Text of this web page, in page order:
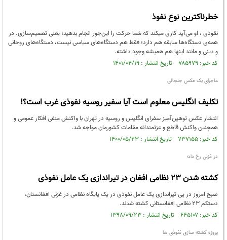
خطرناکترین نوع نفوذ
نقوذی ، او می‌آید کاری میکند که شما حرکت را این‌جور انجام بدهید؛ یعنی تصمیم‌سازی. در
همه‌ی دستگاه‌ها سابقه هم دارد؛ فقط هم دستگاه‌های سیاسی نیست، دستگاه‌های روحانی
و دینی و مانند اینها هم همیشه وجود داشته.
کد خبر: ۷۸۵۹۷۹ تاریخ انتشار : ۱۴۰۱/۰۴/۱۹
ماجرای یک عکس جنجالی
تکلیف انگلیس معلوم است آیا سفیر روسیه نفوذی غرب است؟!
انتشار عکس توهین‌آمیز سفرای انگلیس و روسیه در تهران با واکنش منفی افکار عمومی و
همچنین واکنش قاطع و عزتمندانه مقامات کشورمان مواجه شد.
کد خبر: ۷۳۷۱۵۵ تاریخ انتشار : ۱۴۰۰/۰۵/۲۳
در غزنی رخ داد؛
کشته شدن ۲۳ نظامی افغان در تیراندازی یک عامل نفوذی
صبح امروز در پی تیراندازی یک عامل نفوذی در یک پایگاه نظامی در غزنی افغانستان،
دستکم ۲۳ نظامی افغانستانی کشته شدند.
کد خبر: ۶۴۵۱۰۷ تاریخ انتشار : ۱۳۹۸/۰۹/۲۳
پروژه کشته سازی نفوذی ها